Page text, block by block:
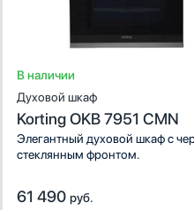
Число режимов работы:
В наличии
Духовой шкаф
Korting OKB 7951 CMN
Элегантный духовой шкаф с
стеклянным фронтом.
61 490 руб.